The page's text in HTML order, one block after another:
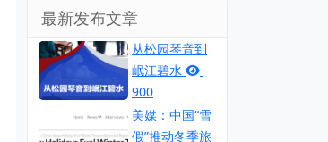
最新发布文章
从松园琴音到
岷江碧水
900
美媒：中国“雪
假”推动冬季旅